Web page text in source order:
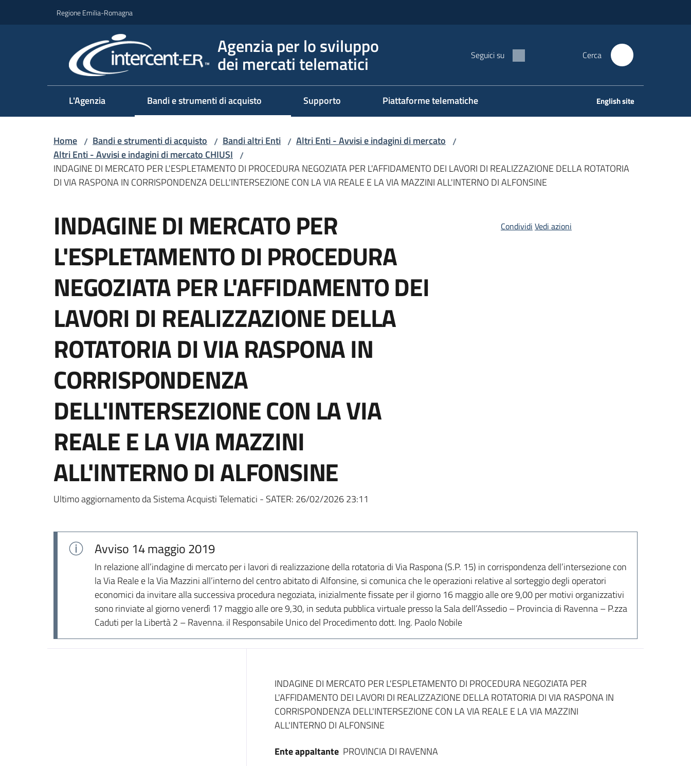
Regione Emilia-Romagna
Agenzia per lo sviluppo
dei mercati telematici Seguici su Cerca
L'Agenzia Bandi e strumenti di acquisto Supporto Piattaforme telematiche English site
Home / Bandi e strumenti di acquisto / Bandi altri Enti / Altri Enti - Avvisi e indagini di mercato /
Altri Enti - Avvisi e indagini di mercato CHIUSI /
INDAGINE DI MERCATO PER L'ESPLETAMENTO DI PROCEDURA NEGOZIATA PER L'AFFIDAMENTO DEI LAVORI DI REALIZZAZIONE DELLA ROTATORIA
DI VIA RASPONA IN CORRISPONDENZA DELL'INTERSEZIONE CON LA VIA REALE E LA VIA MAZZINI ALL'INTERNO DI ALFONSINE
INDAGINE DI MERCATO PER
L'ESPLETAMENTO DI PROCEDURA
NEGOZIATA PER L'AFFIDAMENTO DEI
LAVORI DI REALIZZAZIONE DELLA
ROTATORIA DI VIA RASPONA IN
CORRISPONDENZA
DELL'INTERSEZIONE CON LA VIA
REALE E LA VIA MAZZINI
ALL'INTERNO DI ALFONSINE
Ultimo aggiornamento da Sistema Acquisti Telematici - SATER: 26/02/2026 23:11
Condividi Vedi azioni
Avviso 14 maggio 2019
In relazione all’indagine di mercato per i lavori di realizzazione della rotatoria di Via Raspona (S.P. 15) in corrispondenza dell’intersezione con
la Via Reale e la Via Mazzini all’interno del centro abitato di Alfonsine, si comunica che le operazioni relative al sorteggio degli operatori
economici da invitare alla successiva procedura negoziata, inizialmente fissate per il giorno 16 maggio alle ore 9,00 per motivi organizzativi
sono rinviate al giorno venerdì 17 maggio alle ore 9,30, in seduta pubblica virtuale presso la Sala dell’Assedio – Provincia di Ravenna – P.zza
Caduti per la Libertà 2 – Ravenna. il Responsabile Unico del Procedimento dott. Ing. Paolo Nobile
Dati del bando
INDAGINE DI MERCATO PER L'ESPLETAMENTO DI PROCEDURA NEGOZIATA PER
L'AFFIDAMENTO DEI LAVORI DI REALIZZAZIONE DELLA ROTATORIA DI VIA RASPONA IN
CORRISPONDENZA DELL'INTERSEZIONE CON LA VIA REALE E LA VIA MAZZINI
ALL'INTERNO DI ALFONSINE
Ente appaltante PROVINCIA DI RAVENNA